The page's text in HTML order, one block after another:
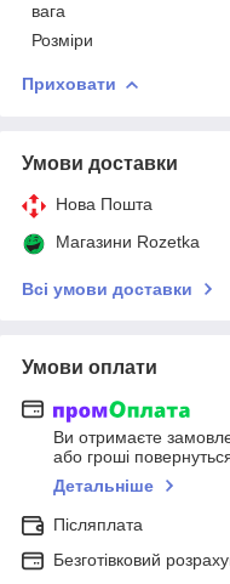
вага
Розміри
Приховати
Умови доставки
Нова Пошта
Магазини Rozetka
Всі умови доставки
Умови оплати
Ви отримаєте
або гроші
Детальніше
Післяплата
Безготівковий